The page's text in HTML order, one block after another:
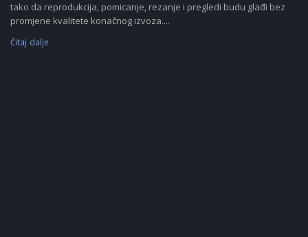
tako da reprodukcija, pomicanje, rezanje i pregledi budu glađi bez
promjene kvalitete konačnog izvoza....
Čitaj dalje